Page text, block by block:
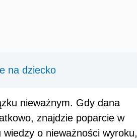
na dziecko
nieważnym. Gdy dana
znajdzie poparcie w
o nieważności wyroku,